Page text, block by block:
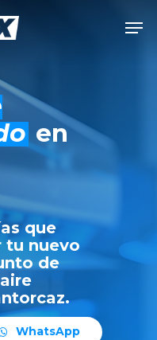
en
que
tu nuevo
de
WhatsApp